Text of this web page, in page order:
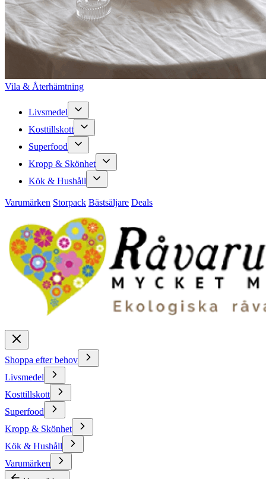
Vila & Återhämtning
Livsmedel
Kosttillskott
Superfood
Kropp & Skönhet
Kök & Hushåll
Varumärken Storpack Bästsäljare Deals
Shoppa efter behov
Livsmedel
Kosttillskott
Superfood
Kropp & Skönhet
Kök & Hushåll
Varumärken